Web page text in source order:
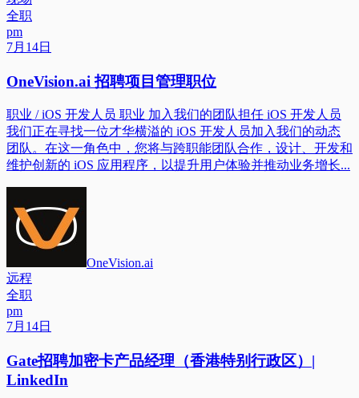
全职
pm
7月14日
OneVision.ai 招聘项目管理职位
职业 / iOS 开发人员 职业 加入我们的团队担任 iOS 开发人员
我们正在寻找一位才华横溢的 iOS 开发人员加入我们的动态
团队。在这一角色中，您将与跨职能团队合作，设计、开发和
维护创新的 iOS 应用程序，以提升用户体验并推动业务增长...
OneVision.ai
远程
全职
pm
7月14日
Gate招聘加密卡产品经理（香港特别行政区）|
LinkedIn